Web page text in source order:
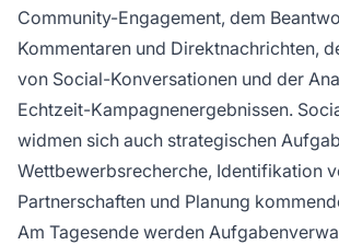
Community-Engagement, dem
Kommentaren und Direktnachrichten,
von Social-Konversationen und der
Echtzeit-Kampagnenergebnissen.
widmen sich auch strategischen
Wettbewerbsrecherche, Identifikation
Partnerschaften und Planung
Am Tagesende werden